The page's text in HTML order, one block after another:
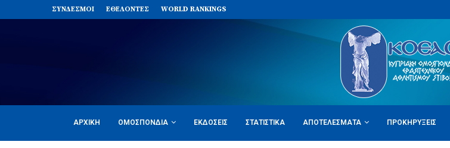
ΣΥΝΔΈΣΜΟΙ ΕΘΕΛΟΝΤΈΣ WORLD RANKINGS
ΑΡΧΙΚΉ ΟΜΟΣΠΟΝΔΊΑ ΕΚΔΌΣΕΙΣ ΣΤΑΤΙΣΤΙΚΆ ΑΠΟΤΕΛΈΣΜΑΤΑ ΠΡΟΚΗΡΎΞΕΙΣ